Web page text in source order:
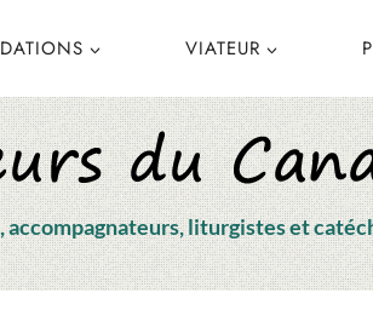
VIATEUR
accompagnateurs, liturgistes et